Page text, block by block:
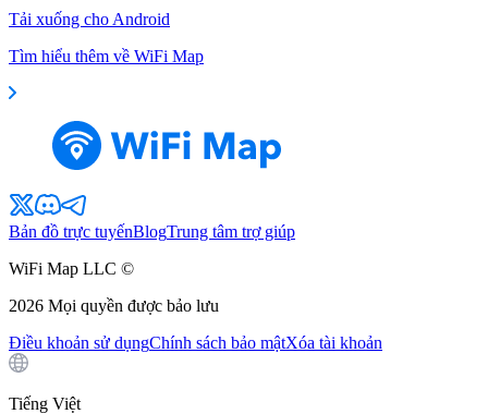
Tải xuống cho Android
Tìm hiểu thêm về WiFi Map
Bản đồ trực tuyếnBlogTrung tâm trợ giúp
WiFi Map LLC ©
2026 Mọi quyền được bảo lưu
Điều khoản sử dụngChính sách bảo mậtXóa tài khoản
Tiếng Việt